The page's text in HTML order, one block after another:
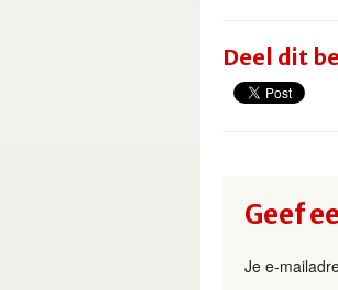
Deel dit
Geef
Je e-